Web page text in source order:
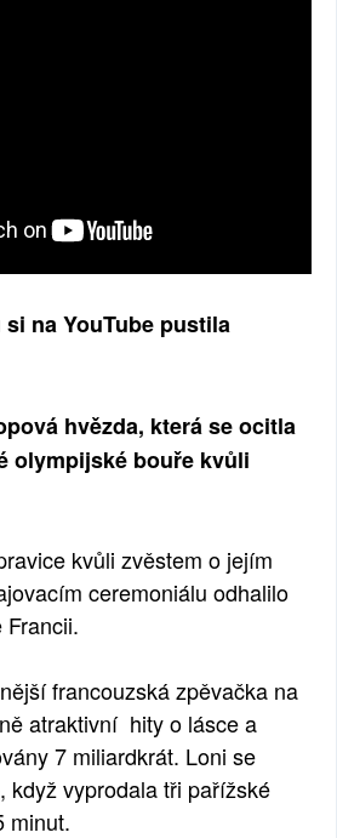
na YouTube pustila
hvězda, která se ocitla
olympijské bouře kvůli
kvůli zvěstem o jejím
ceremoniálu odhalilo
Francii.
francouzská zpěvačka na
atraktivní hity o lásce a
7 miliardkrát. Loni se
když vyprodala tři pařížské
minut.